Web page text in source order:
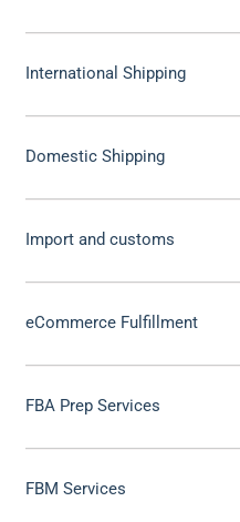
International Shipping
Domestic Shipping
Import and customs
eCommerce Fulfillment
FBA Prep Services
FBM Services